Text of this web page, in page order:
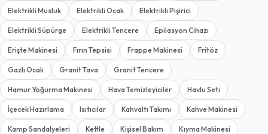
Elektrikli Musluk Elektrikli Ocak Elektrikli Pişirici
Elektrikli Süpürge Elektrikli Tencere Epilasyon Cihazı
Erişte Makinesi Fırın Tepsisi Frappe Makinesi Fritöz
Gazlı Ocak Granit Tava Granit Tencere
Hamur Yoğurma Makinesi Hava Temizleyiciler Havlu Seti
İçecek Hazırlama Isıtıcılar Kahvaltı Takımı Kahve Makinesi
Kamp Sandalyeleri Kettle Kişisel Bakım Kıyma Makinesi